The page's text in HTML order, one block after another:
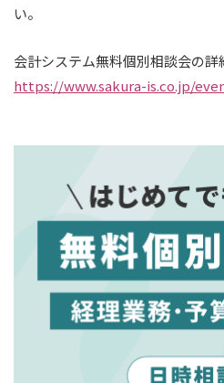
い。
会計システム無料個別相談会の詳
https://www.sakura-is.co.jp/